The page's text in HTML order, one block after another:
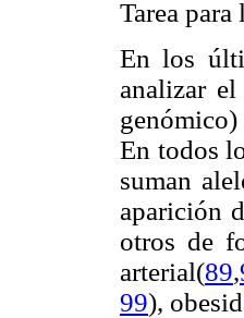
Tarea
En los
analizar
En todos
suman
aparición
otros de
arterial(89,
99),